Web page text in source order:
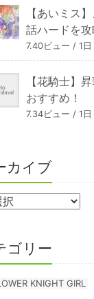
【あいミス
話ハードを攻
7.40ビュー / 1日
【花騎士】
おすすめ！
7.34ビュー / 1日
カイブ
ゴリー
KNIGHT GIRL